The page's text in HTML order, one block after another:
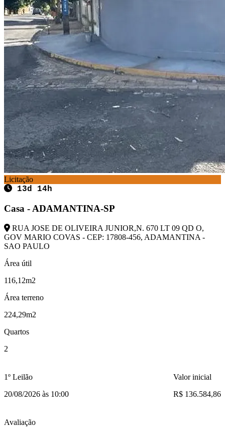
Licitação
13d 14h
Casa - ADAMANTINA-SP
RUA JOSE DE OLIVEIRA JUNIOR,N. 670 LT 09 QD O,
GOV MARIO COVAS - CEP: 17808-456, ADAMANTINA -
SAO PAULO
Área útil
116,12m2
Área terreno
224,29m2
Quartos
2
1º Leilão
20/08/2026 às 10:00
Valor inicial
R$ 136.584,86
Avaliação